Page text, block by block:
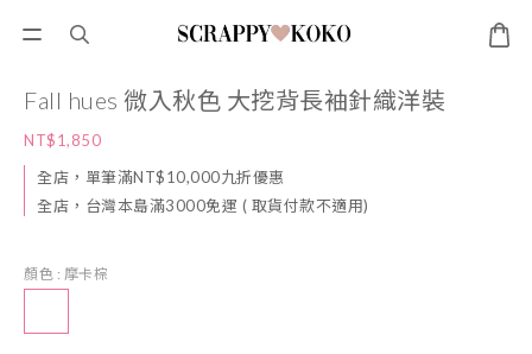
Fall hues 微入秋色 大挖背長袖針織洋裝
NT$1,850
全店，單筆滿NT$10,000九折優惠
全店，台灣本島滿3000免運 ( 取貨付款不適用)
顏色 : 摩卡棕